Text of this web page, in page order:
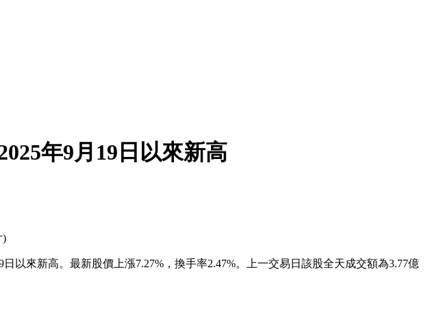
年9月19日以來新高
)
以來新高。最新股價上漲7.27%，換手率2.47%。上一交易日該股全天成交額為3.77億